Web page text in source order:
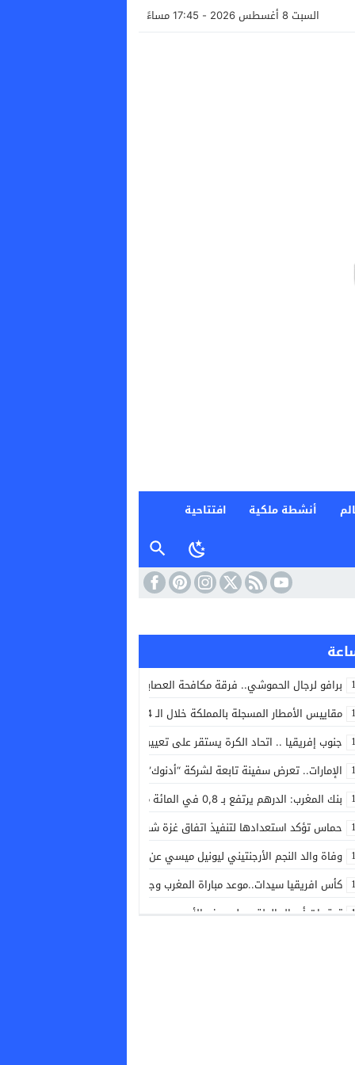
السبت 8 أغسطس 2026 - 17:45 مساءً
أنشطة ملكية افتتاحية
برافو لرجال الحموشي.. فرقة مكافحة العصابات بسلا طيحو بزناس خطير بحي
مقاييس الأمطار المسجلة بالمملكة خلال الـ 24 ساعة الماضية
جنوب إفريقيا .. اتحاد الكرة يستقر على تعيين بيتسو موسيماني مدربا جديدا
الإمارات.. تعرض سفينة تابعة لشركة “أدنوك” الوطنية للاستهداف بصاروخ
بنك المغرب: الدرهم يرتفع بـ 0,8 في المائة مقابل الدولار ما بين 30 يوليوز و5 غشت
حماس تؤكد استعدادها لتنفيذ اتفاق غزة شرط التزام إسرائيل به
وفاة والد النجم الأرجنتيني ليونيل ميسي عن سن 68 عاما
كأس افريقيا سيدات..موعد مباراة المغرب وجنوب افريقيا والقنوات الناقلة لها
توقعات أحوال الطقس ليوم غد الأحد